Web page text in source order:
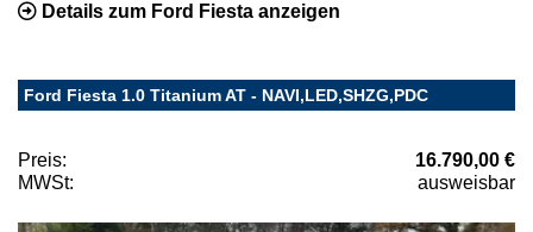
Details zum Ford Fiesta anzeigen
Ford Fiesta 1.0 Titanium AT - NAVI,LED,SHZG,PDC
Preis:
16.790,00 €
MWSt:
ausweisbar